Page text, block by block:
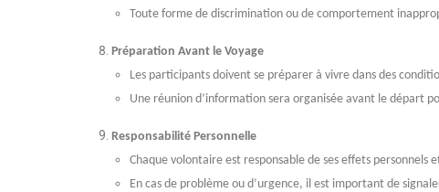
Toute forme de discrimination ou de comportement
Préparation Avant le Voyage
Les participants doivent se préparer à vivre dans des
Une réunion d’information sera organisée avant le départ
Responsabilité Personnelle
Chaque volontaire est responsable de ses effets
En cas de problème ou d’urgence, il est important de